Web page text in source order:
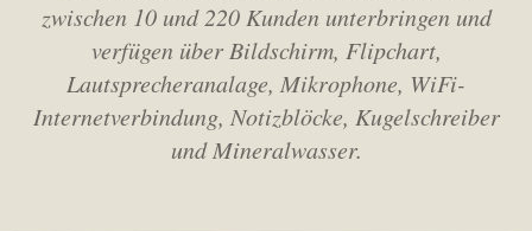
zwischen 10 und 220 Kunden unterbringen und
verfügen über Bildschirm, Flipchart,
Lautsprecheranalage, Mikrophone, WiFi-
Internetverbindung, Notizblöcke, Kugelschreiber
und Mineralwasser.